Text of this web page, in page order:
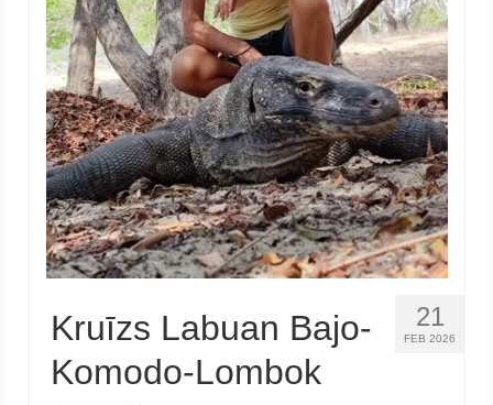
21
FEB 2026
Kruīzs Labuan Bajo-
Komodo-Lombok